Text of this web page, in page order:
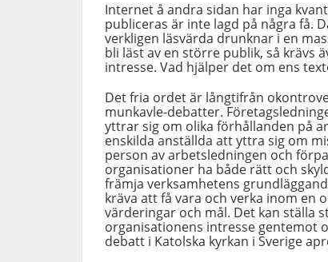
Internet å andra sidan har inga
publiceras är inte lagd på några få.
verkligen läsvärda drunknar i en
bli läst av en större publik, så krävs
intresse. Vad hjälper det om ens
Det fria ordet är långtifrån
munkavle-debatter.
yttrar sig om olika förhållanden på
enskilda anställda att yttra sig om
person av arbetsledningen och
organisationer ha både rätt och
främja verksamhetens
kräva att få vara och verka inom en
värderingar och mål. Det kan ställa
organisationens intresse gentemot
debatt i Katolska kyrkan i Sverige